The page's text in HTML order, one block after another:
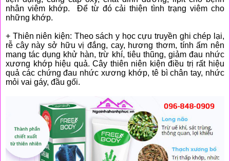
nhân viêm khớp. Để từ đó cải thiện tình trạng viêm cho
những khớp.
+ Thiên niên kiện: Theo sách y học cựu truyền ghi chép lại,
rễ cây này sở hữu vị đắng, cay, hương thơm, tính ấm nên
mang tác dụng khử hàn, trừ khí, tiêu thũng, giảm đau nhức
xương khớp hiệu quả. Cây thiên niên kiện điều trị rất hiệu
quả các chứng đau nhức xương khớp, tê bì chân tay, nhức
mỏi vai gáy, đầu gối.